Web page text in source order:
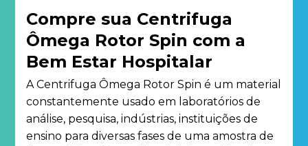
Compre sua Centrifuga
Ômega Rotor Spin com a
Bem Estar Hospitalar
A Centrifuga Ômega Rotor Spin é um material
constantemente usado em laboratórios de
análise, pesquisa, indústrias, instituições de
ensino para diversas fases de uma amostra de